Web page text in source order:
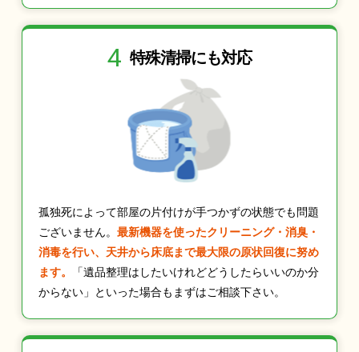
4 特殊清掃にも対応
孤独死によって部屋の片付けが手つかずの状態でも問題
ございません。 最新機器を使ったクリーニング・消臭・
消毒を行い、天井から床底まで最大限の原状回復に努め
ます。
「遺品整理はしたいけれどどうしたらいいのか分
からない」といった場合もまずはご相談下さい。